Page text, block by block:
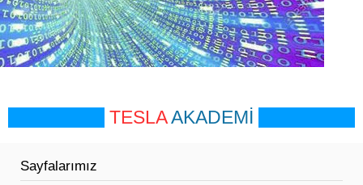
TESLAAKADEMİ
Sayfalarımız